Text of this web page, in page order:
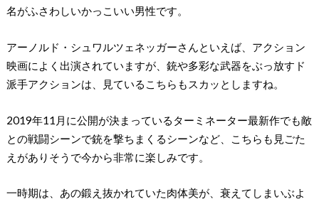
名がふさわしいかっこいい男性です。
アーノルド・シュワルツェネッガーさんといえば、アクション
映画によく出演されていますが、銃や多彩な武器をぶっ放すド
派手アクションは、見ているこちらもスカッとしますね。
2019年11月に公開が決まっているターミネーター最新作でも敵
との戦闘シーンで銃を撃ちまくるシーンなど、こちらも見ごた
えがありそうで今から非常に楽しみです。
一時期は、あの鍛え抜かれていた肉体美が、衰えてしまいぶよ